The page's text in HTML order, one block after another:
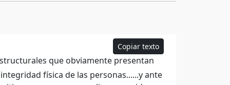
Copiar texto
que obviamente presentan
física de las personas......y ante